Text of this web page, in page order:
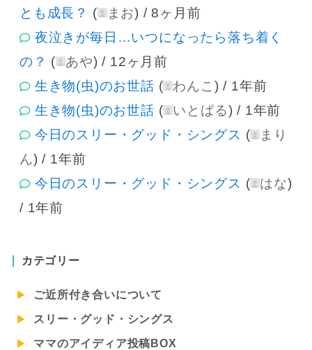
とも成長？ ( まお) /8ヶ月前
夜泣きが毎日…いつになったら落ち着く
の？ ( あや) / 12ヶ月前
生き物(虫)のお世話 ( わんこ ) / 1年前
生き物(虫)のお世話 ( いとばる) / 1年前
今日のスリー・グッド・シングス (
まり
ん) / 1年前
今日のスリー・グッド・シングス ( はな)
/ 1年前
カテゴリー
ご近所付き合いについて
スリー・グッド・シングス
ママのアイディア投稿BOX